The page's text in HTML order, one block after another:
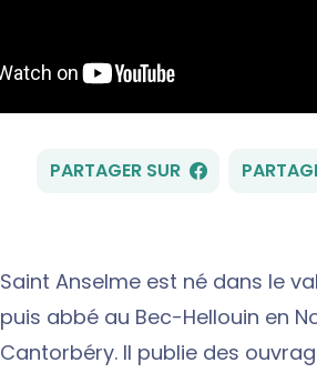
PARTAGER SUR FACEBOOK
Saint Anselme est né dans le
puis abbé au Bec-Hellouin en
Cantorbéry. Il publie des